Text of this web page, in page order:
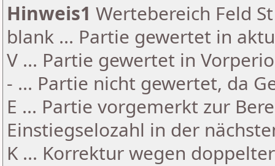
Hinweis1 Wertebereich Feld
blank ... Partie gewertet in
V ... Partie gewertet in
- ... Partie nicht gewertet, da
E ... Partie vorgemerkt zur
Einstiegselozahl in der
K ... Korrektur wegen